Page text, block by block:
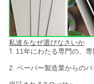
私達をなぜ選びなさいか
1. 11年にわたる専門の、
2. ペーパー製造業からの